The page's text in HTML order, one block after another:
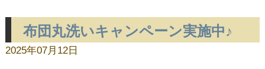
クリーニング事例集公開中！
布団丸洗いキャンペーン実施中♪
2025年07月12日